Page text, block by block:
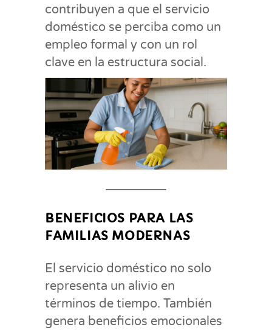
contribuyen a que el servicio
doméstico se perciba como un
empleo formal y con un rol
clave en la estructura social.
BENEFICIOS PARA LAS
FAMILIAS MODERNAS
El servicio doméstico no solo
representa un alivio en
términos de tiempo. También
genera beneficios emocionales